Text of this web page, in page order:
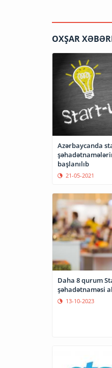
OXŞAR
Azərbaycanda
başlanılıb
21-05-2021
Daha 8 qurum
şəhadətnaməsi
13-10-2023